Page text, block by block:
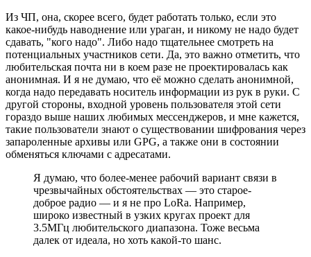
Из ЧП, она, скорее всего, будет работать только, если это
какое-нибудь наводнение или ураган, и никому не надо будет
сдавать, "кого надо". Либо надо тщательнее смотреть на
потенциальных участников сети. Да, это важно отметить, что
любительская почта ни в коем разе не проектировалась как
анонимная. И я не думаю, что её можно сделать анонимной,
когда надо передавать носитель информации из рук в руки. С
другой стороны, входной уровень пользователя этой сети
гораздо выше наших любимых мессенджеров, и мне кажется,
такие пользователи знают о существовании шифрования через
запароленные архивы или GPG, а также они в состоянии
обменяться ключами с адресатами.
Я думаю, что более-менее рабочий вариант связи в
чрезвычайных обстоятельствах — это старое-
доброе радио — и я не про LoRa. Например,
широко известный в узких кругах проект для
3.5МГц любительского диапазона. Тоже весьма
далек от идеала, но хоть какой-то шанс.